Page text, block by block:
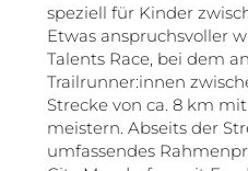
speziell für Kinder
Etwas anspruchsvoller
Talents Race, bei dem
Trailrunner:innen
Strecke von ca. 8 km
meistern. Abseits der
umfassendes